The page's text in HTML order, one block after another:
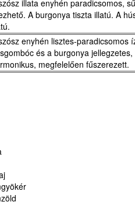
illata enyhén paradicsomos,
A burgonya tiszta illatú. A
enyhén lisztes-paradicsomos
és a burgonya
megfelelően fűszerezett.